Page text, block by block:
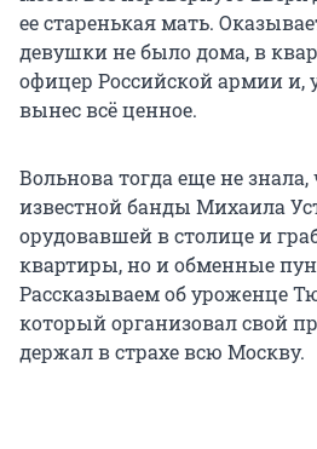
ее старенькая мать.
девушки не было дома, в
офицер Российской армии и,
вынес всё ценное.
Вольнова тогда еще не
известной банды Михаила
орудовавшей в столице и
квартиры, но и обменные
Рассказываем об уроженце
который организовал свой
держал в страхе всю Москву.